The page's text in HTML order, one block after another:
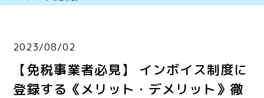
2023/08/02
【免税事業者必見】 インボイス制度に
登録する《メリット・デメリット》徹